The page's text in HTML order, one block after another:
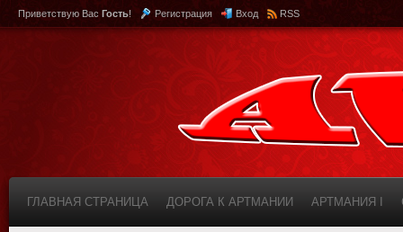
Приветствую Вас Гость! Регистрация Вход RSS
ГЛАВНАЯ СТРАНИЦА ДОРОГА К АРТМАНИИ АРТМАНИЯ I